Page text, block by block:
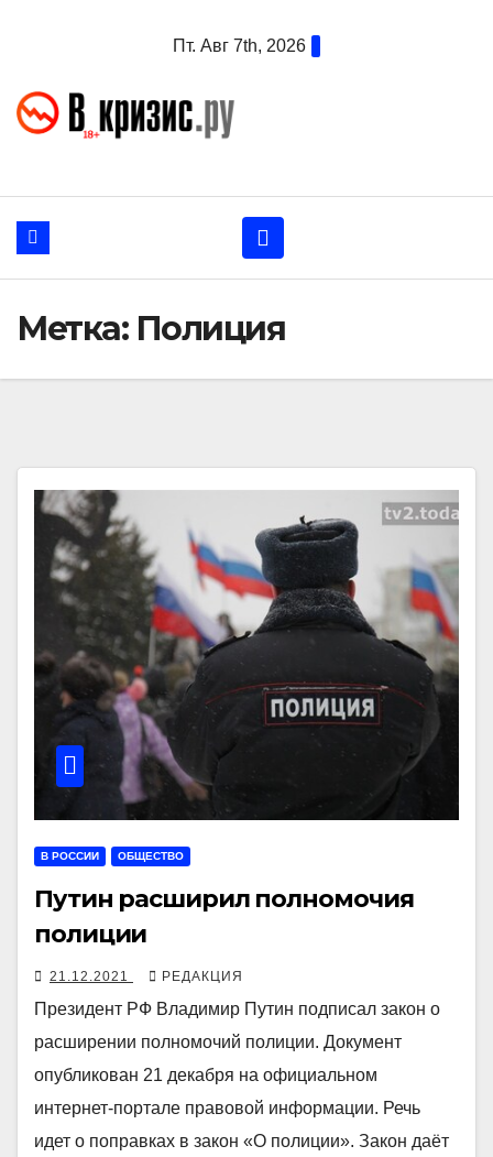
Пт. Авг 7th, 2026
Метка: Полиция
В РОССИИ ОБЩЕСТВО
Путин расширил полномочия
полиции
21.12.2021 РЕДАКЦИЯ
Президент РФ Владимир Путин подписал закон о
расширении полномочий полиции. Документ
опубликован 21 декабря на официальном
интернет-портале правовой информации. Речь
идет о поправках в закон «О полиции». Закон даёт